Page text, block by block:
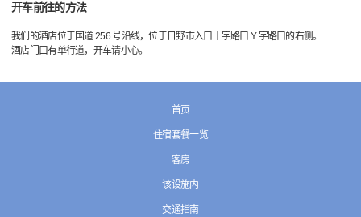
开车前往的方法
我们的酒店位于国道 256 号沿线，位于日野市入口十字路口 Y 字路口的右侧。
酒店门口有单行道，开车请小心。
首页
住宿套餐一览
客房
该设施内
交通指南